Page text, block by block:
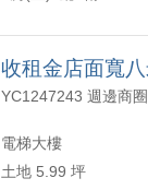
收租金店面寬
電梯大樓
土地 5.99 坪